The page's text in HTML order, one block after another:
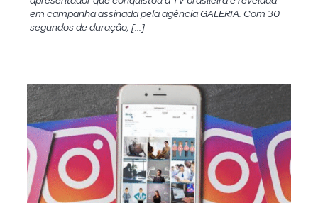
em campanha assinada pela agência GALERIA. Com 30
segundos de duração, […]